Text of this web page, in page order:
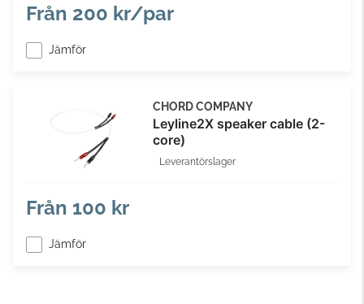
Från 200 kr/par
Jämför
CHORD COMPANY
Leyline2X speaker cable (2-
core)
Leverantörslager
Från 100 kr
Jämför